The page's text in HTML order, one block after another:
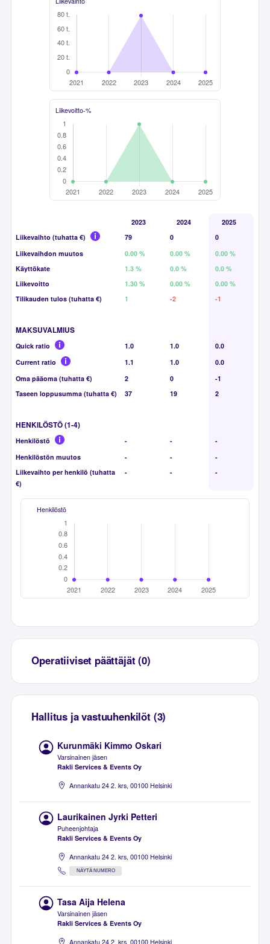
Liikevoitto-%
2023 2024
2025
Liikevaihto (tuhatta €)
79 0
0
Liikevaihdon muutos
0.00 % 0.00 %
0.00 %
Käyttökate
1.3 % 0.0 %
0.0 %
Liikevoitto
1.30 % 0.00 %
0.00 %
Tilikauden tulos (tuhatta €)
1 -2 -1
MAKSUVALMIUS
Quick ratio 1.0 1.0
0.0
Current ratio
1.1 1.0
0.0
Oma pääoma (tuhatta €)
2 0
-1
Taseen loppusumma (tuhatta €)
37 19 2
HENKILÖSTÖ (1-4)
Henkilöstö - -
-
Henkilöstön muutos
- -
-
Liikevaihto per henkilö (tuhatta
€)
- - -
Henkilöstö
Operatiiviset päättäjät (0)
Hallitus ja vastuuhenkilöt (3)
Kurunmäki Kimmo Oskari
Varsinainen jäsen
Rakli Services & Events Oy
Annankatu 24 2. krs, 00100 Helsinki
Laurikainen Jyrki Petteri
Puheenjohtaja
Rakli Services & Events Oy
Annankatu 24 2. krs, 00100 Helsinki
NÄYTÄ NUMERO
Tasa Aija Helena
Varsinainen jäsen
Rakli Services & Events Oy
Annankatu 24 2. krs, 00100 Helsinki